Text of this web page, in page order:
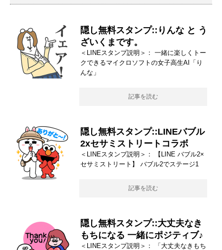
隠し無料スタンプ::りんな と う
ざいくまです。
＜LINEスタンプ説明＞： 一緒に楽しくトー
クできるマイクロソフトの女子高生AI「り
んな」
記事を読む
隠し無料スタンプ::LINEバブル
2xセサミストリートコラボ
＜LINEスタンプ説明＞： 【LINE バブル2×
セサミストリート】 バブル2でステージ1
記事を読む
隠し無料スタンプ::大丈夫なき
もちになる 一緒にポジティブ♪
＜LINEスタンプ説明＞： 「大丈夫なきもち